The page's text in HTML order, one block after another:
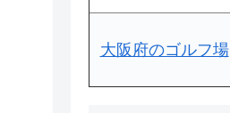
大阪府のゴルフ場